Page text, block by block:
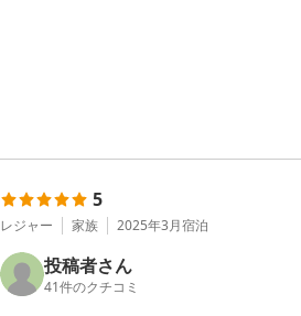
5
レジャー 家族 2025年3月宿泊
投稿者さん
41件のクチコミ